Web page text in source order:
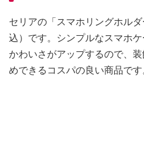
セリアの「スマホリングホル
込）です。シンプルなスマホ
かわいさがアップするので、
めできるコスパの良い商品です